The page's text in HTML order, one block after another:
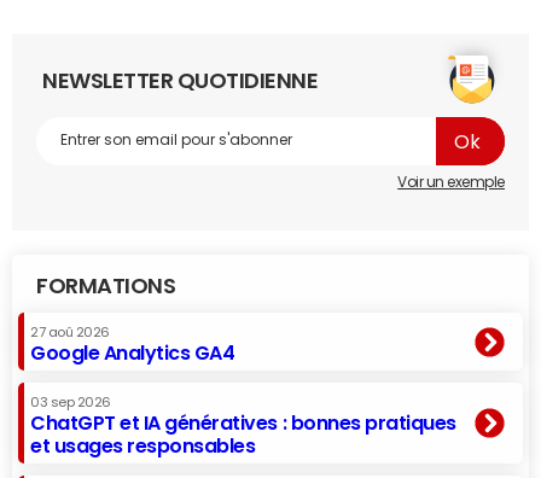
NEWSLETTER QUOTIDIENNE
Voir un exemple
FORMATIONS
27 aoû 2026
Google Analytics GA4
03 sep 2026
ChatGPT et IA génératives : bonnes pratiques
et usages responsables